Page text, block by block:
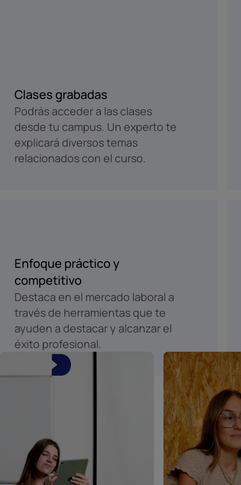
Clases grabadas
Podrás acceder a las clases
desde tu campus. Un experto te
explicará diversos temas
relacionados con el curso.
Enfoque práctico y
competitivo
Destaca en el mercado laboral a
través de herramientas que te
ayuden a destacar y alcanzar el
éxito profesional.